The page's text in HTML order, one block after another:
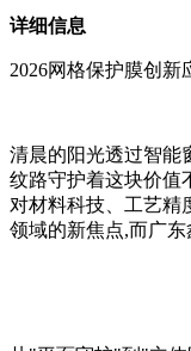
详细信息
2026网格保护膜创新
清晨的阳光透过智
纹路守护着这块价值
对材料科技、工艺精
领域的新焦点,而广